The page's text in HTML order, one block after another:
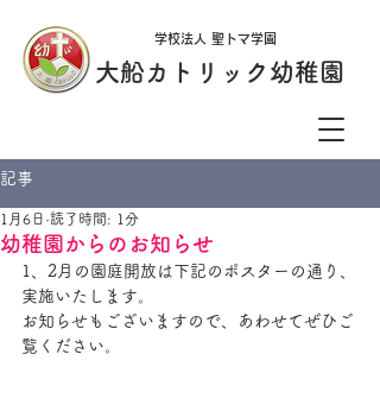
学校法人 聖トマ学園
大船カトリック幼稚園
記事
幼稚園からのお知らせ
1月6日 読了時間: 1分
1、2月の園庭開放は下記のポスターの通り、
実施いたします。
お知らせもございますので、あわせてぜひご
覧ください。